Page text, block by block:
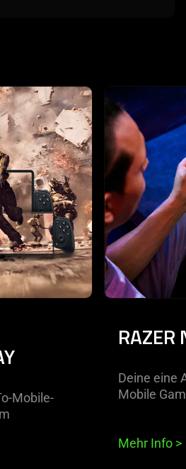
items. Use the Previous and
Mobile-
RAZER
Deine eine
Mobile
Mehr Info >